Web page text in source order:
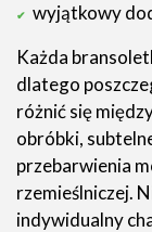
wyjątkowy
Każda
dlatego
różnić się
obróbki,
przebarwienia
rzemieślniczej.
indywidualny